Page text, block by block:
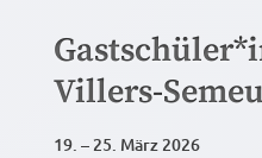
Villers-
19. – 25. März 2026